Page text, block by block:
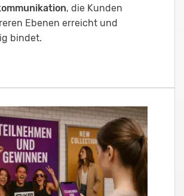
, die Kunden
Ebenen erreicht und
bindet.